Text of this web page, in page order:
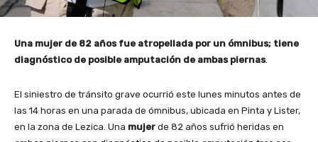
Una mujer de 82 años fue atropellada por un ómnibus; tiene
diagnóstico de posible amputación de ambas piernas.
El siniestro de tránsito grave ocurrió este lunes minutos antes de
las 14 horas en una parada de ómnibus, ubicada en Pinta y Lister,
en la zona de Lezica. Una mujer de 82 años sufrió heridas en